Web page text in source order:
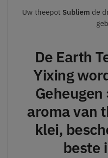
Uw theepot Subliem de
De Earth
Yixing
Geheugen
aroma van
klei,
beste